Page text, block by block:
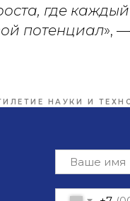
где каждый
потенциал»,
НАУКИ И